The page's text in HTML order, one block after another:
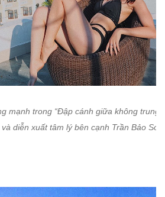
mạnh trong “Đập cánh giữa không trung”
diễn xuất tâm lý bên cạnh Trần Bảo Sơn.